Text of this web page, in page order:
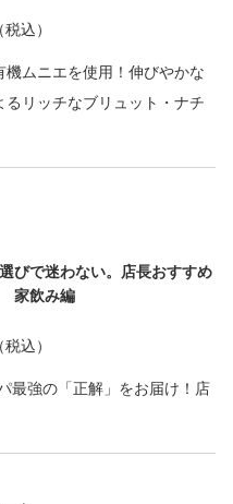
税込）
ムニエを使用！伸びやかな
リッチなブリュット・ナチ
びで迷わない。店長おすすめ
家飲み編
税込）
最強の「正解」をお届け！店